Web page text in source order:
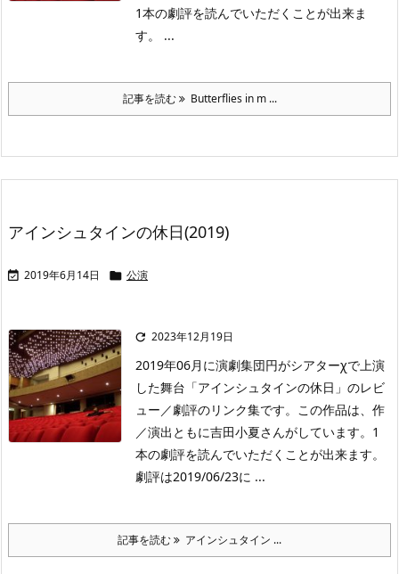
1本の劇評を読んでいただくことが出来ま
す。 ...
記事を読む Butterflies in m ...
アインシュタインの休日(2019)
 2019年6月14日  公演
 2023年12月19日
2019年06月に演劇集団円がシアターχで上演
した舞台「アインシュタインの休日」のレビ
ュー／劇評のリンク集です。この作品は、作
／演出ともに吉田小夏さんがしています。1
本の劇評を読んでいただくことが出来ます。
劇評は2019/06/23に ...
記事を読む アインシュタイン ...